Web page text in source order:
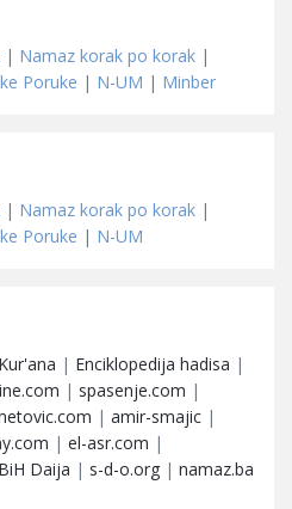
| Namaz korak po korak |
Poruke | N-UM | Minber
| Namaz korak po korak |
Poruke | N-UM
| Enciklopedija hadisa |
| spasenje.com |
| amir-smajic |
| el-asr.com |
Daija | s-d-o.org | namaz.ba